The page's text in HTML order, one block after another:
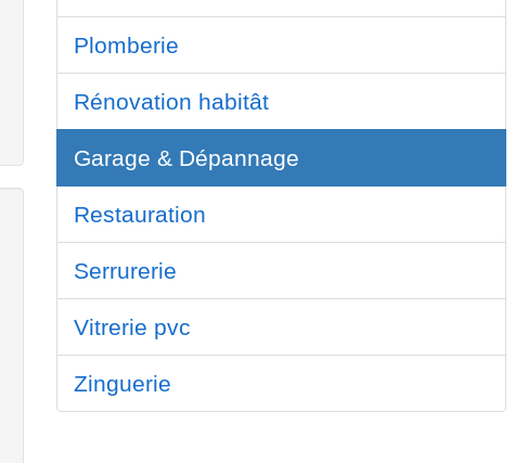
Plomberie
Rénovation habitât
Garage & Dépannage
Restauration
Serrurerie
Vitrerie pvc
Zinguerie